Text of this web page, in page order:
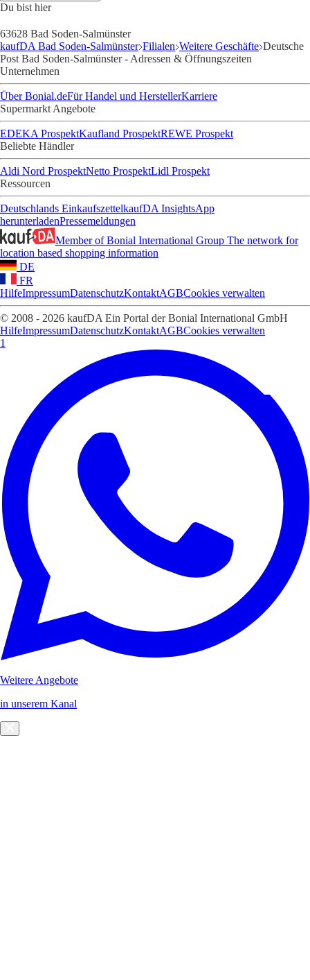
Du bist hier
63628 Bad Soden-Salmünster
kaufDA Bad Soden-Salmünster Filialen Weitere Geschäfte Deutsche
Post Bad Soden-Salmünster - Adressen & Öffnungszeiten
Unternehmen
Über Bonial.deFür Handel und HerstellerKarriere
Supermarkt Angebote
EDEKA ProspektKaufland ProspektREWE Prospekt
Beliebte Händler
Aldi Nord ProspektNetto ProspektLidl Prospekt
Ressourcen
Deutschlands EinkaufszettelkaufDA InsightsApp
herunterladenPressemeldungen
Member of Bonial International Group The network for
location based shopping information
DE
FR
HilfeImpressumDatenschutzKontaktAGBCookies verwalten
© 2008 - 2026 kaufDA Ein Portal der Bonial International GmbH
HilfeImpressumDatenschutzKontaktAGBCookies verwalten
1
Weitere Angebote
in unserem Kanal